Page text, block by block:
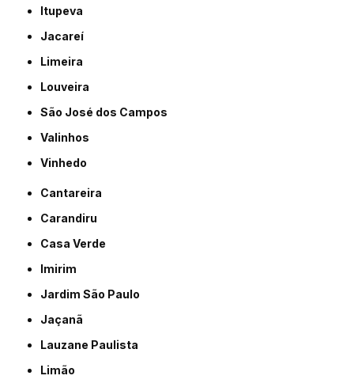
Itupeva
Jacareí
Limeira
Louveira
São José dos Campos
Valinhos
Vinhedo
Cantareira
Carandiru
Casa Verde
Imirim
Jardim São Paulo
Jaçanã
Lauzane Paulista
Limão